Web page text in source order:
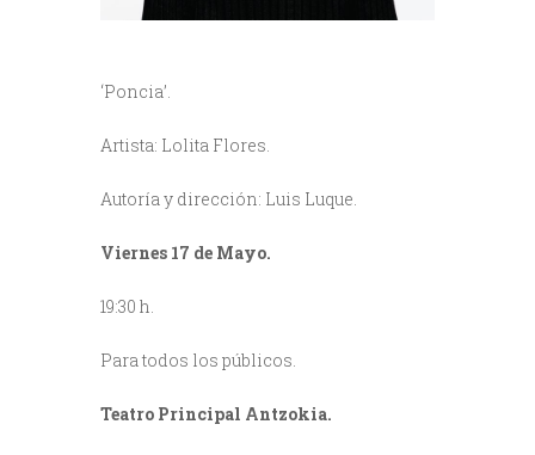
‘Poncia’.
Artista: Lolita Flores.
Autoría y dirección: Luis Luque.
Viernes 17 de Mayo.
19:30 h.
Para todos los públicos.
Teatro Principal Antzokia.